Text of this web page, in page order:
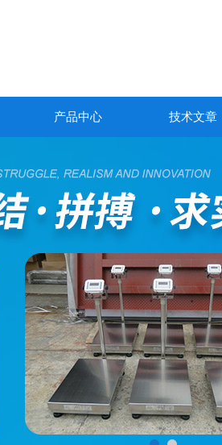
产品中心 技术文章